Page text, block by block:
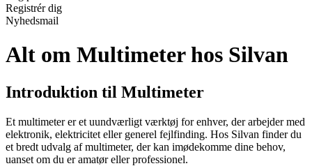
Registrér dig
Nyhedsmail
Alt om Multimeter hos Silvan
Introduktion til Multimeter
Et multimeter er et uundværligt værktøj for enhver, der arbejder med
elektronik, elektricitet eller generel fejlfinding. Hos Silvan finder du
et bredt udvalg af multimeter, der kan imødekomme dine behov,
uanset om du er amatør eller professionel.